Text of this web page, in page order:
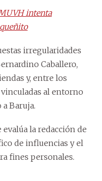
intenta
irregularidades
Caballero,
y, entre los
al entorno
Baruja.
la redacción de
de influencias y el
fines personales.